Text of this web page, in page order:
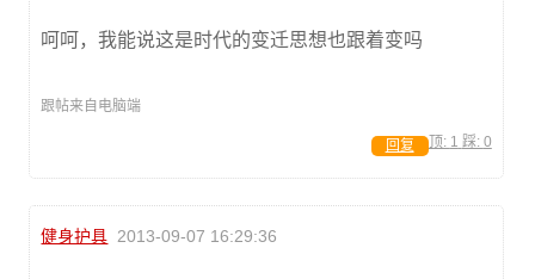
呵呵，我能说这是时代的变迁思想也跟着变吗
跟帖来自电脑端
顶: 1 踩: 0
回复
健身护具 2013-09-07 16:29:36